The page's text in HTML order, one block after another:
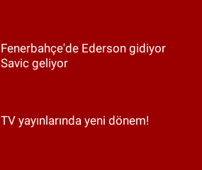
Fenerbahçe'de Ederson gidiyor
Savic geliyor
TV yayınlarında yeni dönem!